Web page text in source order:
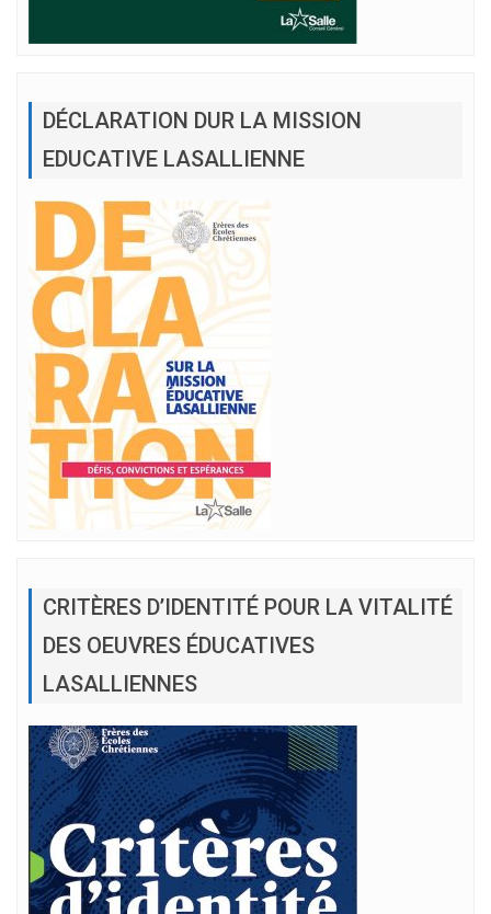
DÉCLARATION DUR LA MISSION
EDUCATIVE LASALLIENNE
CRITÈRES D’IDENTITÉ POUR LA VITALITÉ
DES OEUVRES ÉDUCATIVES
LASALLIENNES